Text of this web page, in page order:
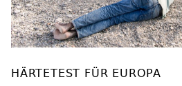
HÄRTETEST FÜR EUROPA